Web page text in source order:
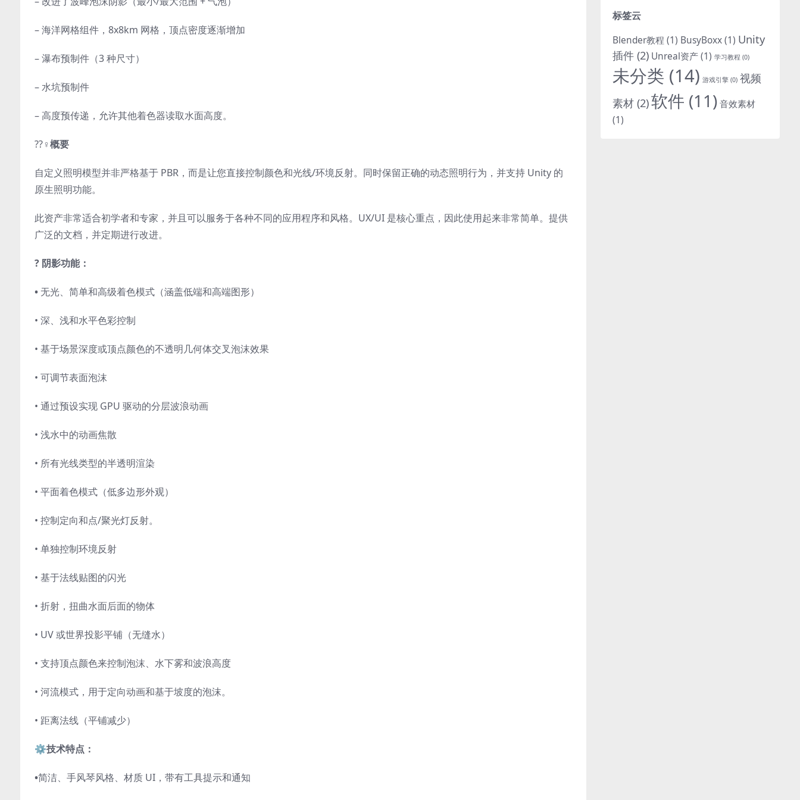
– 海洋网格组件，8x8km 网格，顶点密度逐渐增加
– 瀑布预制件（3 种尺寸）
– 水坑预制件
– 高度预传递，允许其他着色器读取水面高度。
??‍♀️概要
自定义照明模型并非严格基于 PBR，而是让您直接控制颜色和光线/环境反射。同时保留正确的动态照明行为，并支持 Unity 的
原生照明功能。
此资产非常适合初学者和专家，并且可以服务于各种不同的应用程序和风格。UX/UI 是核心重点，因此使用起来非常简单。提供
广泛的文档，并定期进行改进。
? 阴影功能：
• 无光、简单和高级着色模式（涵盖低端和高端图形）
• 深、浅和水平色彩控制
• 基于场景深度或顶点颜色的不透明几何体交叉泡沫效果
• 可调节表面泡沫
• 通过预设实现 GPU 驱动的分层波浪动画
• 浅水中的动画焦散
• 所有光线类型的半透明渲染
• 平面着色模式（低多边形外观）
• 控制定向和点/聚光灯反射。
• 单独控制环境反射
• 基于法线贴图的闪光
• 折射，扭曲水面后面的物体
• UV 或世界投影平铺（无缝水）
• 支持顶点颜色来控制泡沫、水下雾和波浪高度
• 河流模式，用于定向动画和基于坡度的泡沫。
• 距离法线（平铺减少）
⚙️技术特点：
•简洁、手风琴风格、材质 UI，带有工具提示和通知
标签云
Blender教程 (1) BusyBoxx(1) Unity
插件 (2) Unreal资产(1) 学习教程 (0)
未分类 (14) 游戏引擎 (0) 视频
素材 (2)软件 (11)音效素材
(1)